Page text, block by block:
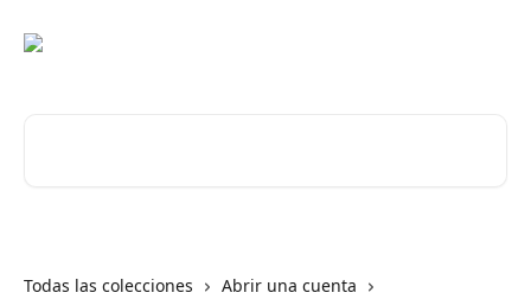
Todas las colecciones
Abrir una cuenta